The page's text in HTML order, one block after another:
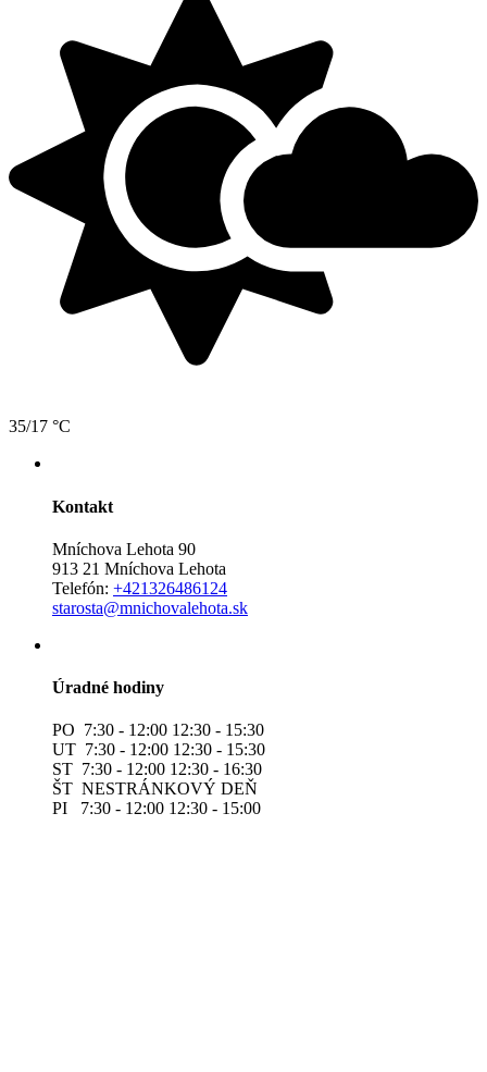
35/17 °C
Kontakt
Mníchova Lehota 90
913 21 Mníchova Lehota
Telefón: +421326486124
starosta@mnichovalehota.sk
Úradné hodiny
PO 7:30 - 12:00 12:30 - 15:30
UT 7:30 - 12:00 12:30 - 15:30
ST 7:30 - 12:00 12:30 - 16:30
ŠT NESTRÁNKOVÝ DEŇ
PI 7:30 - 12:00 12:30 - 15:00